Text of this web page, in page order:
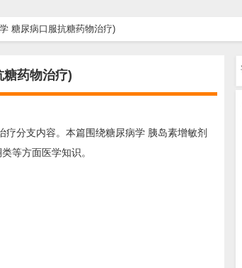
糖尿病口服抗糖药物治疗)
药物治疗)
分支内容。本篇围绕糖尿病学 胰岛素增敏剂
等方面医学知识。